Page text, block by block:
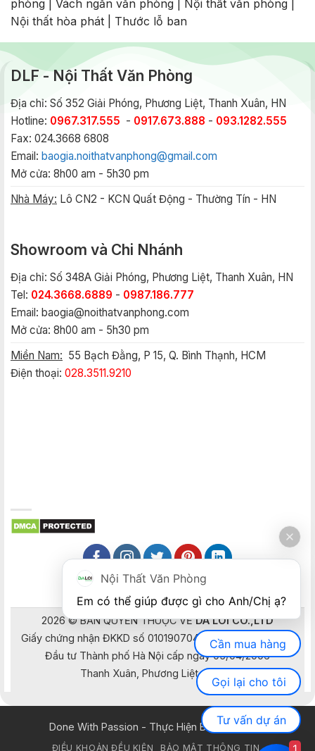
phòng
Vách ngăn văn phòng Nội thất văn phòng
Nội thất hòa phát
Thước lỗ ban
DLF - Nội Thất Văn Phòng
Địa chỉ: Số 352 Giải Phóng, Phương Liệt, Thanh Xuân, HN
Hotline: 0967.317.555 - 0917.673.888 - 093.1282.555
Fax: 024.3668 6808
Email: baogia.noithatvanphong@gmail.com
Mở cửa: 8h00 am - 5h30 pm
Nhà Máy: Lô CN2 - KCN Quất Động - Thường Tín - HN
Showroom và Chi Nhánh
Địa chỉ: Số 348A Giải Phóng, Phương Liệt, Thanh Xuân, HN
Tel: 024.3668.6889 - 0987.186.777
Email: baogia@noithatvanphong.com
Mở cửa: 8h00 am - 5h30 pm
Miền Nam: 55 Bạch Đằng, P 15, Q. Bình Thạnh, HCM
Điện thoại: 028.3511.9210
2026 © BẢN QUYỀN THUỘC VỀDA LOI CO.,LTD
Giấy chứng nhận ĐKKD số 0101907041 do Sở Kế hoạch và
Đầu tư Thành phố Hà Nội cấp ngày 05/04/2006
Thanh Xuân, Phương Liệt, Hà Nội
Done With Passion - Thực Hiện Bằng Đam Mê
ĐIỀU KHOẢN ĐỀU KIỆN BẢO MẬT THÔNG TIN
Nội Thất Văn Phòng
Cần mua hàng
Gọi lại cho tôi
Tư vấn dự án